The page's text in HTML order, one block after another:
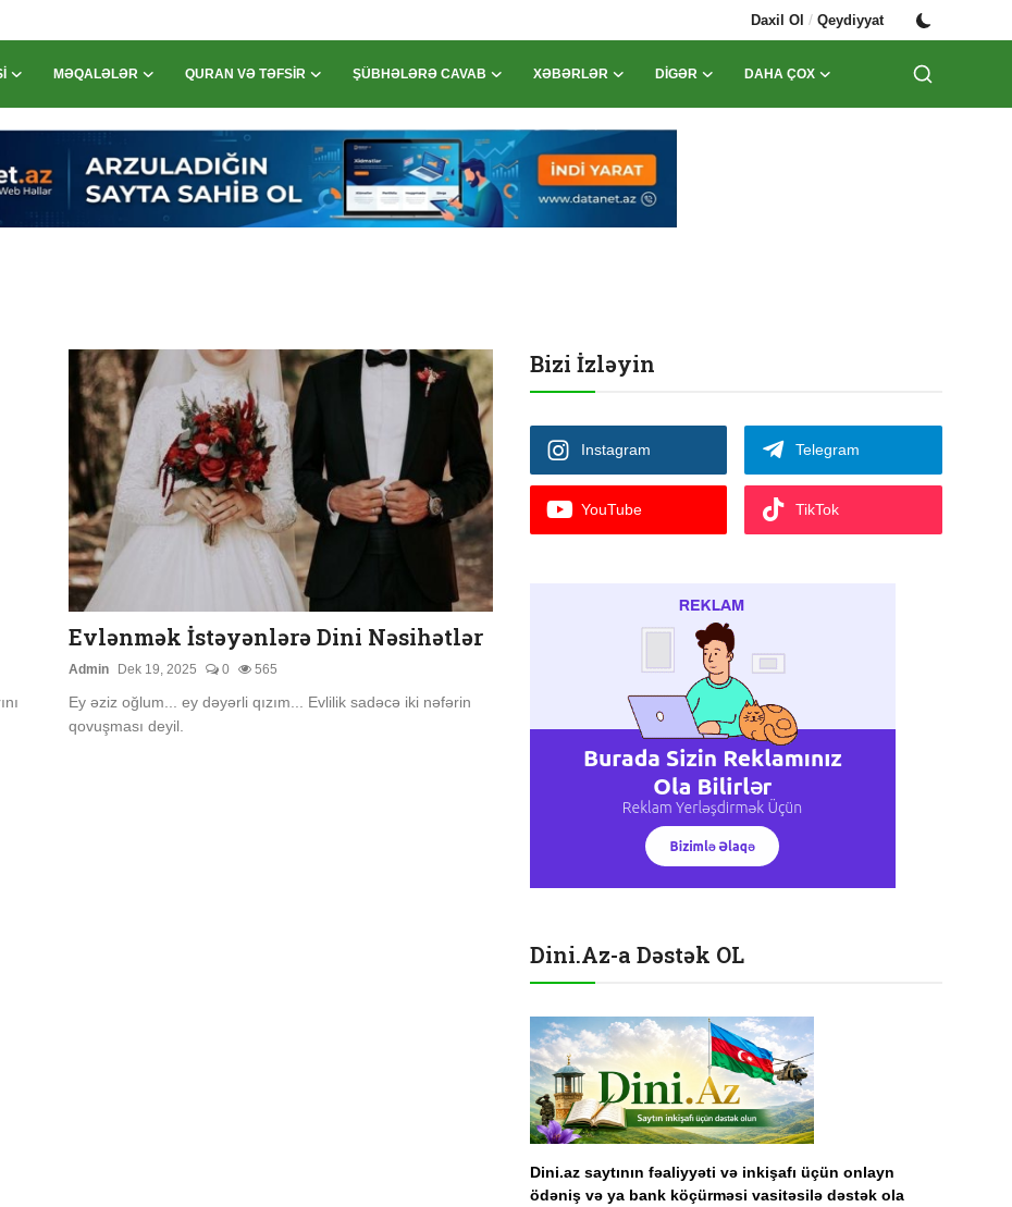
Daxil Ol / Qeydiyyat
MƏQALƏLƏR QURAN VƏ TƏFSIR ŞÜBHƏLƏRƏ CAVAB XƏBƏRLƏR DIGƏR DAHA ÇOX
Evlənmək İstəyənlərə Dini Nəsihətlər
Admin Dek 19, 2025 0 565
Ey əziz oğlum... ey dəyərli qızım... Evlilik sadəcə iki nəfərin
qovuşması deyil.
Bizi İzləyin
Instagram Telegram
YouTube TikTok
Dini.Az-a Dəstək OL
Dini.az saytının fəaliyyəti və inkişafı üçün onlayn
ödəniş və ya bank köçürməsi vasitəsilə dəstək ola